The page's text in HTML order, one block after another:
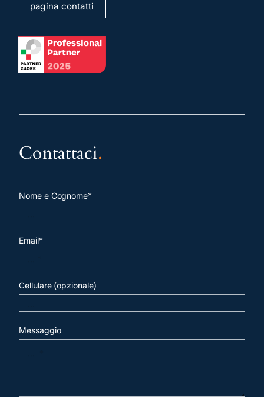
pagina contatti
Contattaci.
Nome e Cognome*
Email*
Cellulare (opzionale)
Messaggio